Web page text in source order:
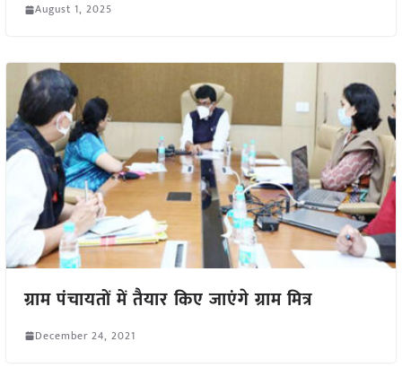
August 1, 2025
ग्राम पंचायतों में तैयार किए जाएंगे ग्राम मित्र
December 24, 2021